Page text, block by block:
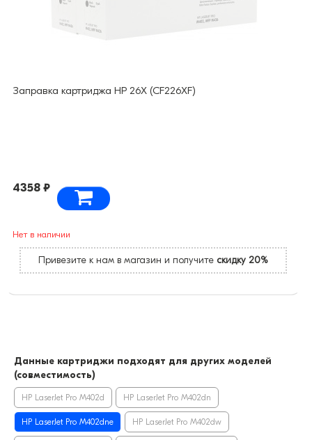
Заправка картриджа HP 26X (CF226XF)
4358 ₽
Нет в наличии
Привезите к нам в магазин и получите скидку 20%
Данные картриджи подходят для других моделей
(совместимость)
HP LaserJet Pro M402d HP LaserJet Pro M402dn
HP LaserJet Pro M402dne HP LaserJet Pro M402dw